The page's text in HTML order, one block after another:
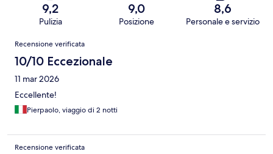
9,2
Pulizia
9,0
Posizione
8,6
Personale e servizio
Recensioni
Recensione verificata
10/10 Eccezionale
11 mar 2026
Eccellente!
Pierpaolo, viaggio di 2 notti
Recensione verificata